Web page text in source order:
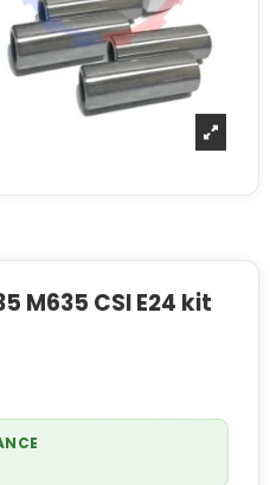
M635 CSI E24 kit